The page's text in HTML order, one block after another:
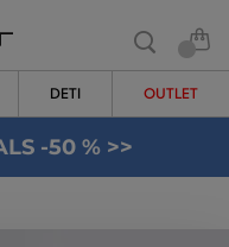
DETI OUTLET
-50 % >>